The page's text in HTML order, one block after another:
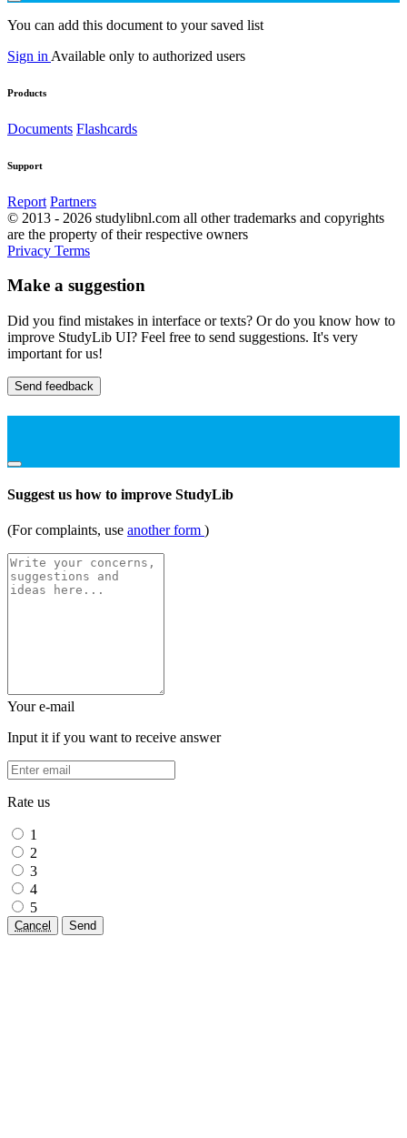
You can add this document to your saved list
Sign in Available only to authorized users
Products
Documents Flashcards
Support
Report Partners
© 2013 - 2026 studylibnl.com all other trademarks and copyrights
are the property of their respective owners
Privacy Terms
Make a suggestion
Did you find mistakes in interface or texts? Or do you know how to
improve StudyLib UI? Feel free to send suggestions. It's very
important for us!
Send feedback
Suggest us how to improve StudyLib
(For complaints, use another form )
Your e-mail
Input it if you want to receive answer
Rate us
1
2
3
4
5
Cancel Send